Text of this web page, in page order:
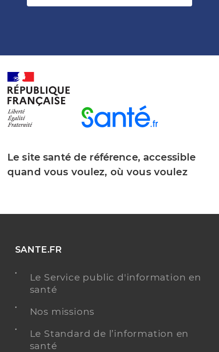
Le site santé de référence, accessible
quand vous voulez, où vous voulez
SANTE.FR
Le Service public d'information en
santé
Nos missions
Le Standard de l’information en
santé